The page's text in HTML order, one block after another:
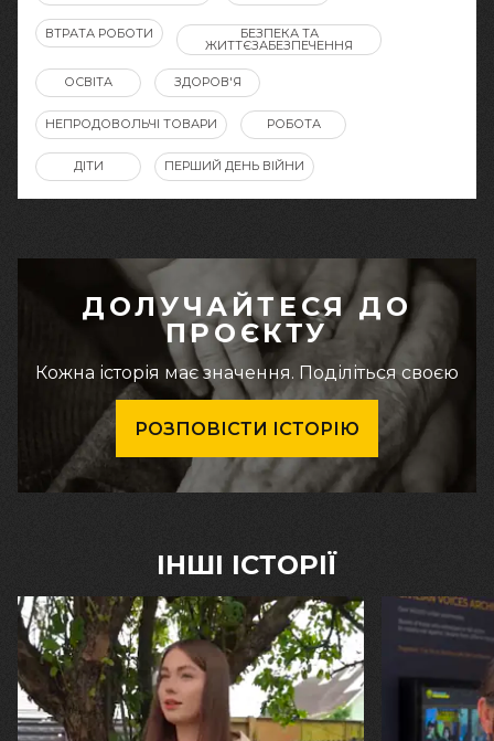
ВТРАТА РОБОТИ БЕЗПЕКА ТА
ЖИТТЄЗАБЕЗПЕЧЕННЯ
ОСВІТА ЗДОРОВ'Я
НЕПРОДОВОЛЬЧІ ТОВАРИ РОБОТА
ДІТИ ПЕРШИЙ ДЕНЬ ВІЙНИ
ДОЛУЧАЙТЕСЯ ДО
ПРОЄКТУ
Кожна історія має значення. Поділіться своєю
РОЗПОВІСТИ ІСТОРІЮ
ІНШІ ІСТОРІЇ